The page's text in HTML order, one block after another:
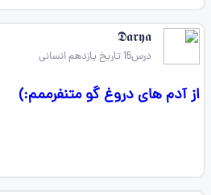
𝕯𝖆𝖗𝖞𝖆
درس15 تاریخ یازدهم انسانی
از آدم های دروغ گو متنفرممم:)